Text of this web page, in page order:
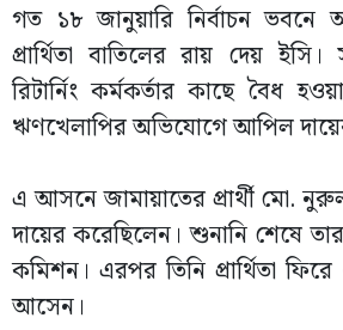
গত ১৮ জানুয়ারি নির্বাচন ভবনে
প্রার্থিতা বাতিলের রায় দেয়
রিটার্নিং কর্মকর্তার কাছে বৈধ
ঋণখেলাপির অভিযোগে আপিল
এ আসনে জামায়াতের প্রার্থী মো.
দায়ের করেছিলেন। শুনানি শেষে তার
কমিশন। এরপর তিনি প্রার্থিতা
আসেন।